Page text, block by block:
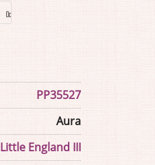
PP35527
Aura
Little England III